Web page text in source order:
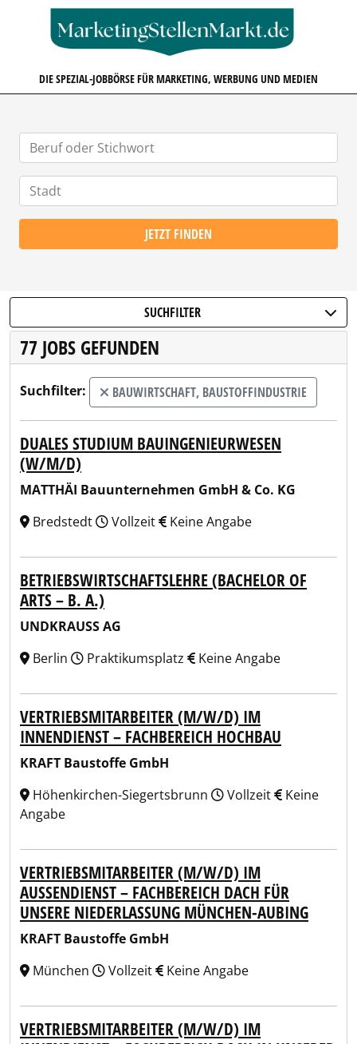
DIE SPEZIAL-JOBBÖRSE FÜR MARKETING, WERBUNG UND MEDIEN
JETZT FINDEN
SUCHFILTER
77 JOBS GEFUNDEN
Suchfilter: BAUWIRTSCHAFT, BAUSTOFFINDUSTRIE
DUALES STUDIUM BAUINGENIEURWESEN
(W/M/D)
MATTHÄI Bauunternehmen GmbH & Co. KG
Bredstedt
Vollzeit Keine Angabe
BETRIEBSWIRTSCHAFTSLEHRE (BACHELOR OF
ARTS – B. A.)
UNDKRAUSS AG
Berlin
Praktikumsplatz Keine Angabe
VERTRIEBSMITARBEITER (M/W/D) IM
INNENDIENST – FACHBEREICH HOCHBAU
KRAFT Baustoffe GmbH
Höhenkirchen-Siegertsbrunn
Vollzeit
Keine
Angabe
VERTRIEBSMITARBEITER (M/W/D) IM
AUSSENDIENST – FACHBEREICH DACH FÜR U
NSERE NIEDERLASSUNG MÜNCHEN-AUBING
KRAFT Baustoffe GmbH
München
Vollzeit Keine Angabe
VERTRIEBSMITARBEITER (M/W/D) IM